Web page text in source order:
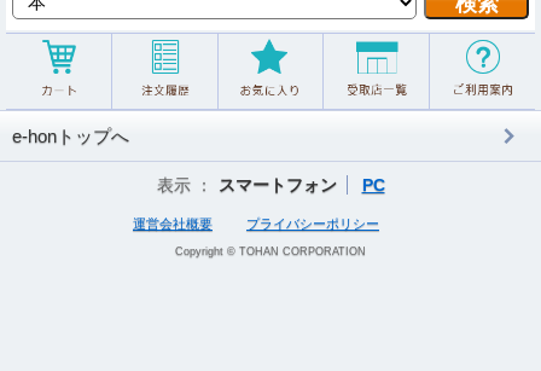
e-honトップへ
表示 ： スマートフォン PC
運営会社概要 プライバシーポリシー
Copyright © TOHAN CORPORATION